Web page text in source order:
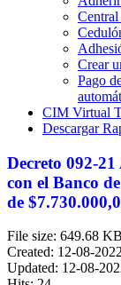
Central
Crear
Pago
CIM Virtual
Descargar
Decreto 092-
con el Banco
de
File size: 649.68 KB
Created: 12-08-
Updated: 12-08-